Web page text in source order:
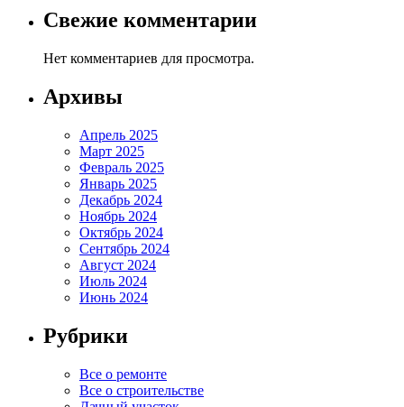
Свежие комментарии
Нет комментариев для просмотра.
Архивы
Апрель 2025
Март 2025
Февраль 2025
Январь 2025
Декабрь 2024
Ноябрь 2024
Октябрь 2024
Сентябрь 2024
Август 2024
Июль 2024
Июнь 2024
Рубрики
Все о ремонте
Все о строительстве